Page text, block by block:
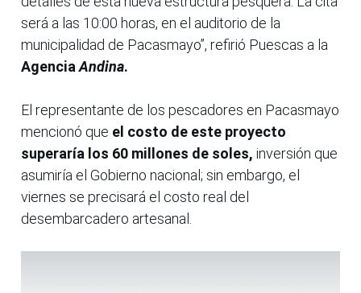
será a las 10:00 horas, en el auditorio de la
municipalidad de Pacasmayo”, refirió Puescas a la
AgenciaAndina.
El representante de los pescadores en Pacasmayo
mencionó que el costo de este proyecto
superaría los 60 millones de soles, inversión que
asumiría el Gobierno nacional; sin embargo, el
viernes se precisará el costo real del
desembarcadero artesanal.